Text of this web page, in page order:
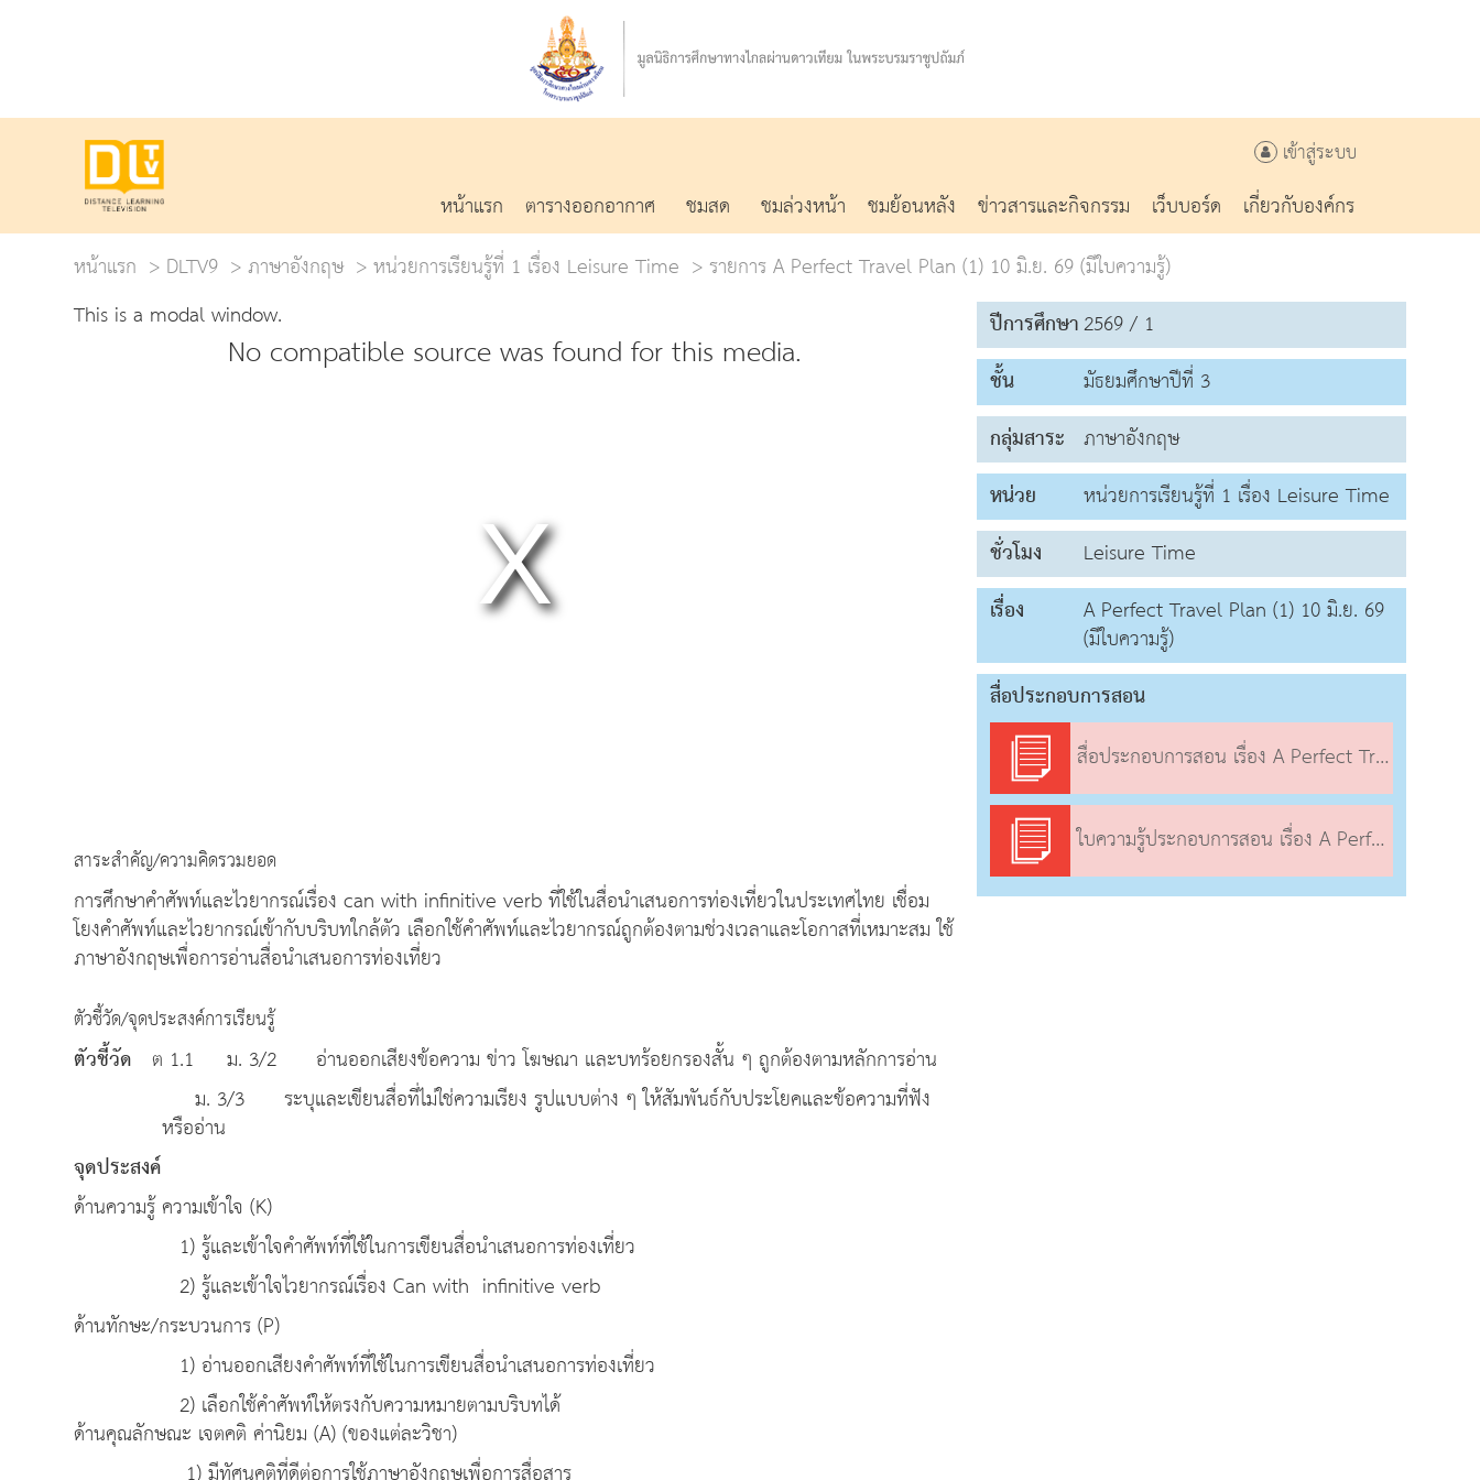
เข้าสู่ระบบ
หน้าแรก ตารางออกอากาศ ชมสด ชมล่วงหน้า ชมย้อนหลัง ข่าวสารและกิจกรรม เว็บบอร์ด
เกี่ยวกับองค์กร
หน้าแรก
DLTV9 ภาษาอังกฤษ หน่วยการเรียนรู้ที่ 1 เรื่อง Leisure Time
รายการ A Perfect Travel Plan (1) 10 มิ.ย. 69 (มีใบความรู้)
This is a modal window.
No compatible source was found for this media.
สาระสำคัญ/ความคิดรวมยอด
การศึกษาคำศัพท์และไวยากรณ์เรื่อง can with infinitive verb ที่ใช้ในสื่อนำเสนอการท่องเที่ยวในประเทศไทย เชื่อม
โยงคำศัพท์และไวยากรณ์เข้ากับบริบทใกล้ตัว เลือกใช้คำศัพท์และไวยากรณ์ถูกต้องตามช่วงเวลาและโอกาสที่เหมาะสม ใช้
ภาษาอังกฤษเพื่อการอ่านสื่อนำเสนอการท่องเที่ยว
ตัวชี้วัด/จุดประสงค์การเรียนรู้
ตัวชี้วัด ต 1.1 ม. 3/2 อ่านออกเสียงข้อความ ข่าว โฆษณา และบทร้อยกรองสั้น ๆ ถูกต้องตามหลักการอ่าน
ม. 3/3 ระบุและเขียนสื่อที่ไม่ใช่ความเรียง รูปแบบต่าง ๆ ให้สัมพันธ์กับประโยคและข้อความที่ฟัง
หรืออ่าน
จุดประสงค์
ด้านความรู้ ความเข้าใจ (K)
1) รู้และเข้าใจคำศัพท์ที่ใช้ในการเขียนสื่อนำเสนอการท่องเที่ยว
2) รู้และเข้าใจไวยากรณ์เรื่อง Can with infinitive verb
ด้านทักษะ/กระบวนการ (P)
1) อ่านออกเสียงคำศัพท์ที่ใช้ในการเขียนสื่อนำเสนอการท่องเที่ยว
2) เลือกใช้คำศัพท์ให้ตรงกับความหมายตามบริบทได้
ด้านคุณลักษณะ เจตคติ ค่านิยม (A) (ของแต่ละวิชา)
ปีการศึกษา2569 / 1
ชั้น
มัธยมศึกษาปีที่ 3
กลุ่มสาระ ภาษาอังกฤษ
หน่วย
หน่วยการเรียนรู้ที่ 1 เรื่อง Leisure Time
ชั่วโมง
Leisure Time
เรื่อง
A Perfect Travel Plan (1) 10 มิ.ย. 69
(มีใบความรู้)
สื่อประกอบการสอน
สื่อประกอบการสอน เรื่อง A Perfect Travel Plan (1)
ใบความรู้ประกอบการสอน เรื่อง A Perfect Travel Plan (1)